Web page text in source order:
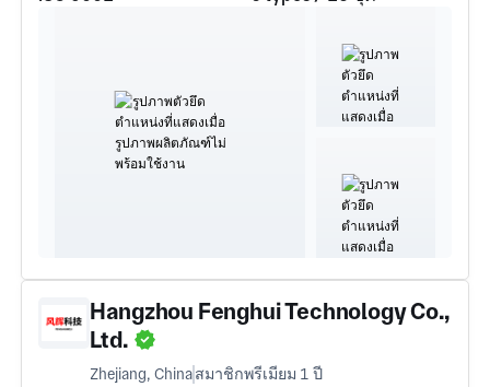
Hangzhou Fenghui Technology Co.,
Ltd.
Zhejiang, Chinaสมาชิกพรีเมียม 1 ปี